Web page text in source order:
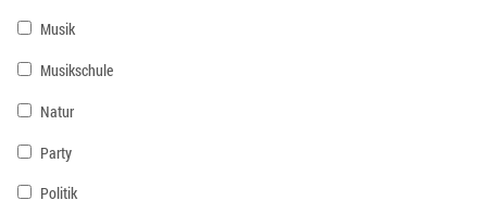
Musik
Musikschule
Natur
Party
Politik